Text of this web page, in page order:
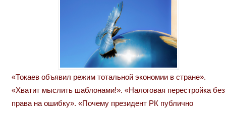
«Токаев объявил режим тотальной экономии в стране».
«Хватит мыслить шаблонами!». «Налоговая перестройка без
права на ошибку». «Почему президент РК публично